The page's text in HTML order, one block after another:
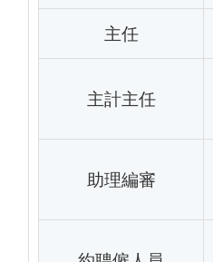
主任
主計主任
助理編審